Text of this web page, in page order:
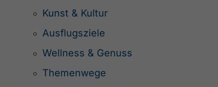
Kunst & Kultur
Ausflugsziele
Wellness & Genuss
Themenwege